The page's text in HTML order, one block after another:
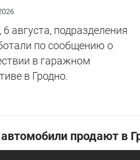
6 августа, подразделения
по сообщению о
в гаражном
в Гродно.
продают в